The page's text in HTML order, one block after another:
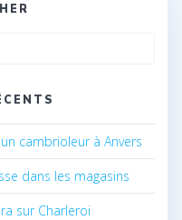
cambrioleur à Anvers
dans les magasins
sur Charleroi